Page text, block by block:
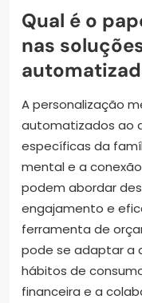
Qual é o
nas
A personalização
automatizados ao
específicas da
mental e a
podem abordar
engajamento e
ferramenta de
pode se adaptar a
hábitos de
financeira e a